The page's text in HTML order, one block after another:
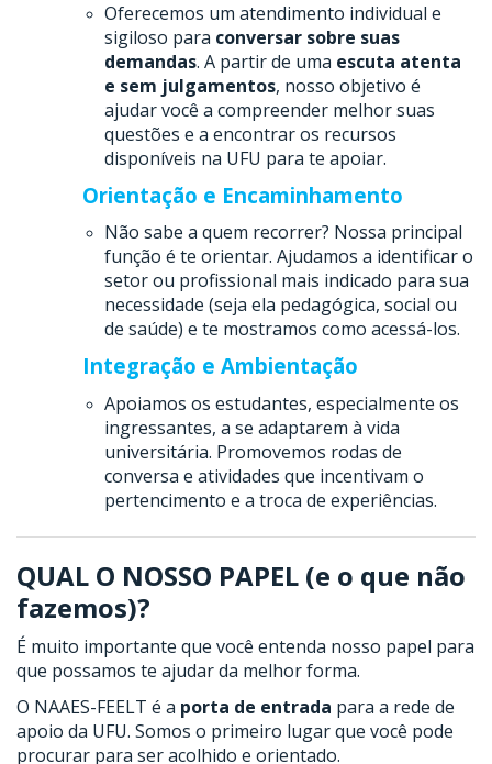
Oferecemos um atendimento individual e
sigiloso para conversar sobre suas
demandas. A partir de uma escuta atenta
e sem julgamentos, nosso objetivo é
ajudar você a compreender melhor suas
questões e a encontrar os recursos
disponíveis na UFU para te apoiar.
Orientação e Encaminhamento
Não sabe a quem recorrer? Nossa principal
função é te orientar. Ajudamos a identificar o
setor ou profissional mais indicado para sua
necessidade (seja ela pedagógica, social ou
de saúde) e te mostramos como acessá-los.
Integração e Ambientação
Apoiamos os estudantes, especialmente os
ingressantes, a se adaptarem à vida
universitária. Promovemos rodas de
conversa e atividades que incentivam o
pertencimento e a troca de experiências.
QUAL O NOSSO PAPEL (e o que não
fazemos)?
É muito importante que você entenda nosso papel para
que possamos te ajudar da melhor forma.
O NAAES-FEELT é a porta de entrada para a rede de
apoio da UFU. Somos o primeiro lugar que você pode
procurar para ser acolhido e orientado.